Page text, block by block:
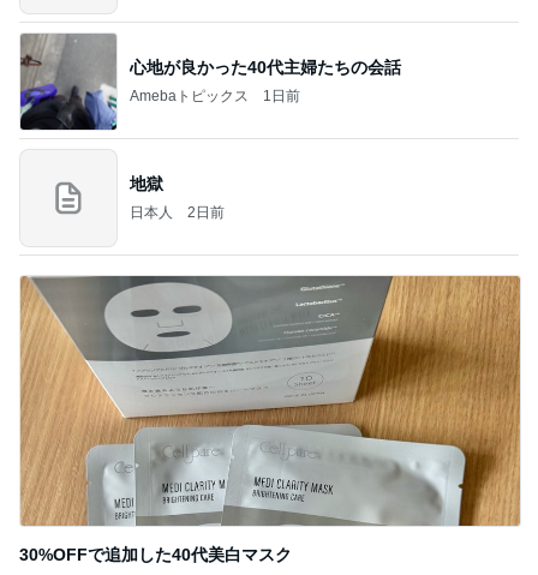
心地が良かった40代主婦たちの会話
Amebaトピックス 1日前
地獄
日本人 2日前
30%OFFで追加した40代美白マスク